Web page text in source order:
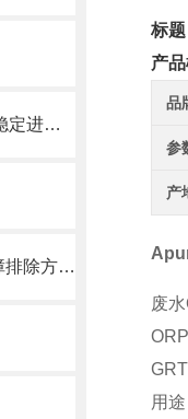
耐腐蚀计量泵：保障工业流程稳定进行的仪器
SEKO机械隔膜计量泵电机故障排除方法2
标
产
品
参
产
废
用